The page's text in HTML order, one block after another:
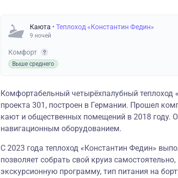
Каюта • Теплоход «Константин Федин»
9 ночей
Комфорт
Выше среднего
Комфортабельный четырёхпалубный теплоход
проекта 301, построен в Германии. Прошел
кают и общественных помещений в 2018 году.
навигационным оборудованием.
С 2023 года теплоход «Константин Федин»
позволяет собрать свой круиз
экскурсионную программу, тип питания на